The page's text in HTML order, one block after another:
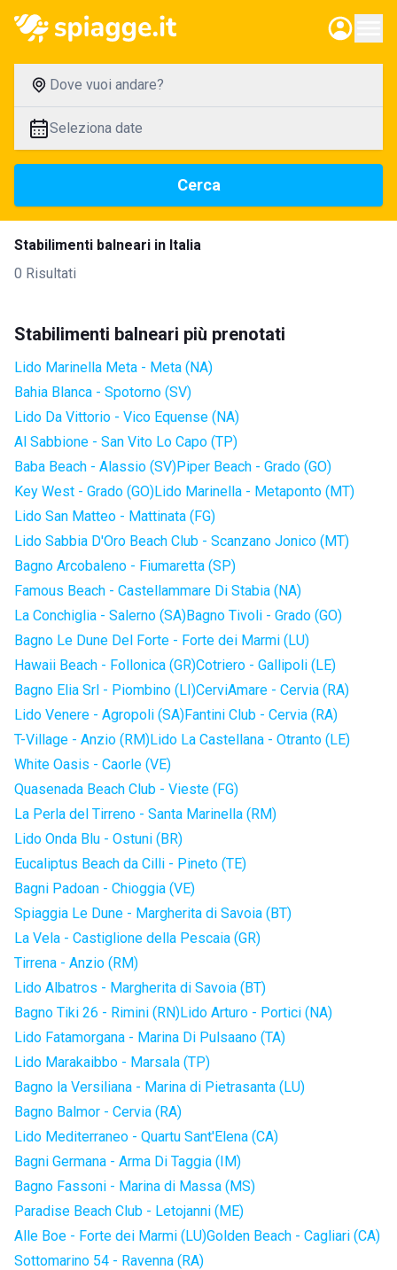
Dove vuoi andare?
Seleziona date
Cerca
Stabilimenti balneari in Italia
0 Risultati
Stabilimenti balneari più prenotati
Lido Marinella Meta - Meta (NA)
Bahia Blanca - Spotorno (SV)
Lido Da Vittorio - Vico Equense (NA)
Al Sabbione - San Vito Lo Capo (TP)
Baba Beach - Alassio (SV)Piper Beach - Grado (GO)
Key West - Grado (GO)Lido Marinella - Metaponto (MT)
Lido San Matteo - Mattinata (FG)
Lido Sabbia D'Oro Beach Club - Scanzano Jonico (MT)
Bagno Arcobaleno - Fiumaretta (SP)
Famous Beach - Castellammare Di Stabia (NA)
La Conchiglia - Salerno (SA)Bagno Tivoli - Grado (GO)
Bagno Le Dune Del Forte - Forte dei Marmi (LU)
Hawaii Beach - Follonica (GR)Cotriero - Gallipoli (LE)
Bagno Elia Srl - Piombino (LI)CerviAmare - Cervia (RA)
Lido Venere - Agropoli (SA)Fantini Club - Cervia (RA)
T-Village - Anzio (RM)Lido La Castellana - Otranto (LE)
White Oasis - Caorle (VE)
Quasenada Beach Club - Vieste (FG)
La Perla del Tirreno - Santa Marinella (RM)
Lido Onda Blu - Ostuni (BR)
Eucaliptus Beach da Cilli - Pineto (TE)
Bagni Padoan - Chioggia (VE)
Spiaggia Le Dune - Margherita di Savoia (BT)
La Vela - Castiglione della Pescaia (GR)
Tirrena - Anzio (RM)
Lido Albatros - Margherita di Savoia (BT)
Bagno Tiki 26 - Rimini (RN)Lido Arturo - Portici (NA)
Lido Fatamorgana - Marina Di Pulsaano (TA)
Lido Marakaibbo - Marsala (TP)
Bagno la Versiliana - Marina di Pietrasanta (LU)
Bagno Balmor - Cervia (RA)
Lido Mediterraneo - Quartu Sant'Elena (CA)
Bagni Germana - Arma Di Taggia (IM)
Bagno Fassoni - Marina di Massa (MS)
Paradise Beach Club - Letojanni (ME)
Alle Boe - Forte dei Marmi (LU)Golden Beach - Cagliari (CA)
Sottomarino 54 - Ravenna (RA)